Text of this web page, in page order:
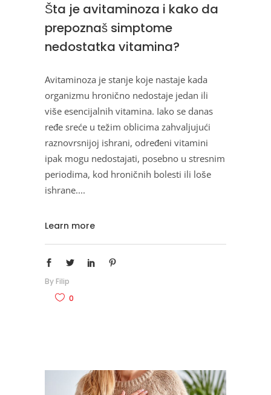
Šta je avitaminoza i kako da
prepoznaš simptome
nedostatka vitamina?
Avitaminoza je stanje koje nastaje kada
organizmu hronično nedostaje jedan ili
više esencijalnih vitamina. Iako se danas
ređe sreće u težim oblicima zahvaljujući
raznovrsnijoj ishrani, određeni vitamini
ipak mogu nedostajati, posebno u stresnim
periodima, kod hroničnih bolesti ili loše
ishrane.
Learn more
By Filip
0